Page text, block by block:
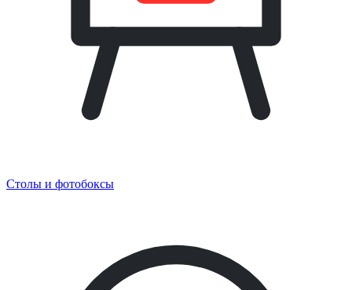
Столы и фотобоксы